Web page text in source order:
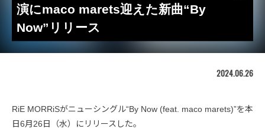
演にmaco marets迎えた新曲“By
Now”リリース
2024.06.26
RiE MORRiSがニューシングル“By Now (feat. maco marets)”を本
日6月26日（水）にリリースした。